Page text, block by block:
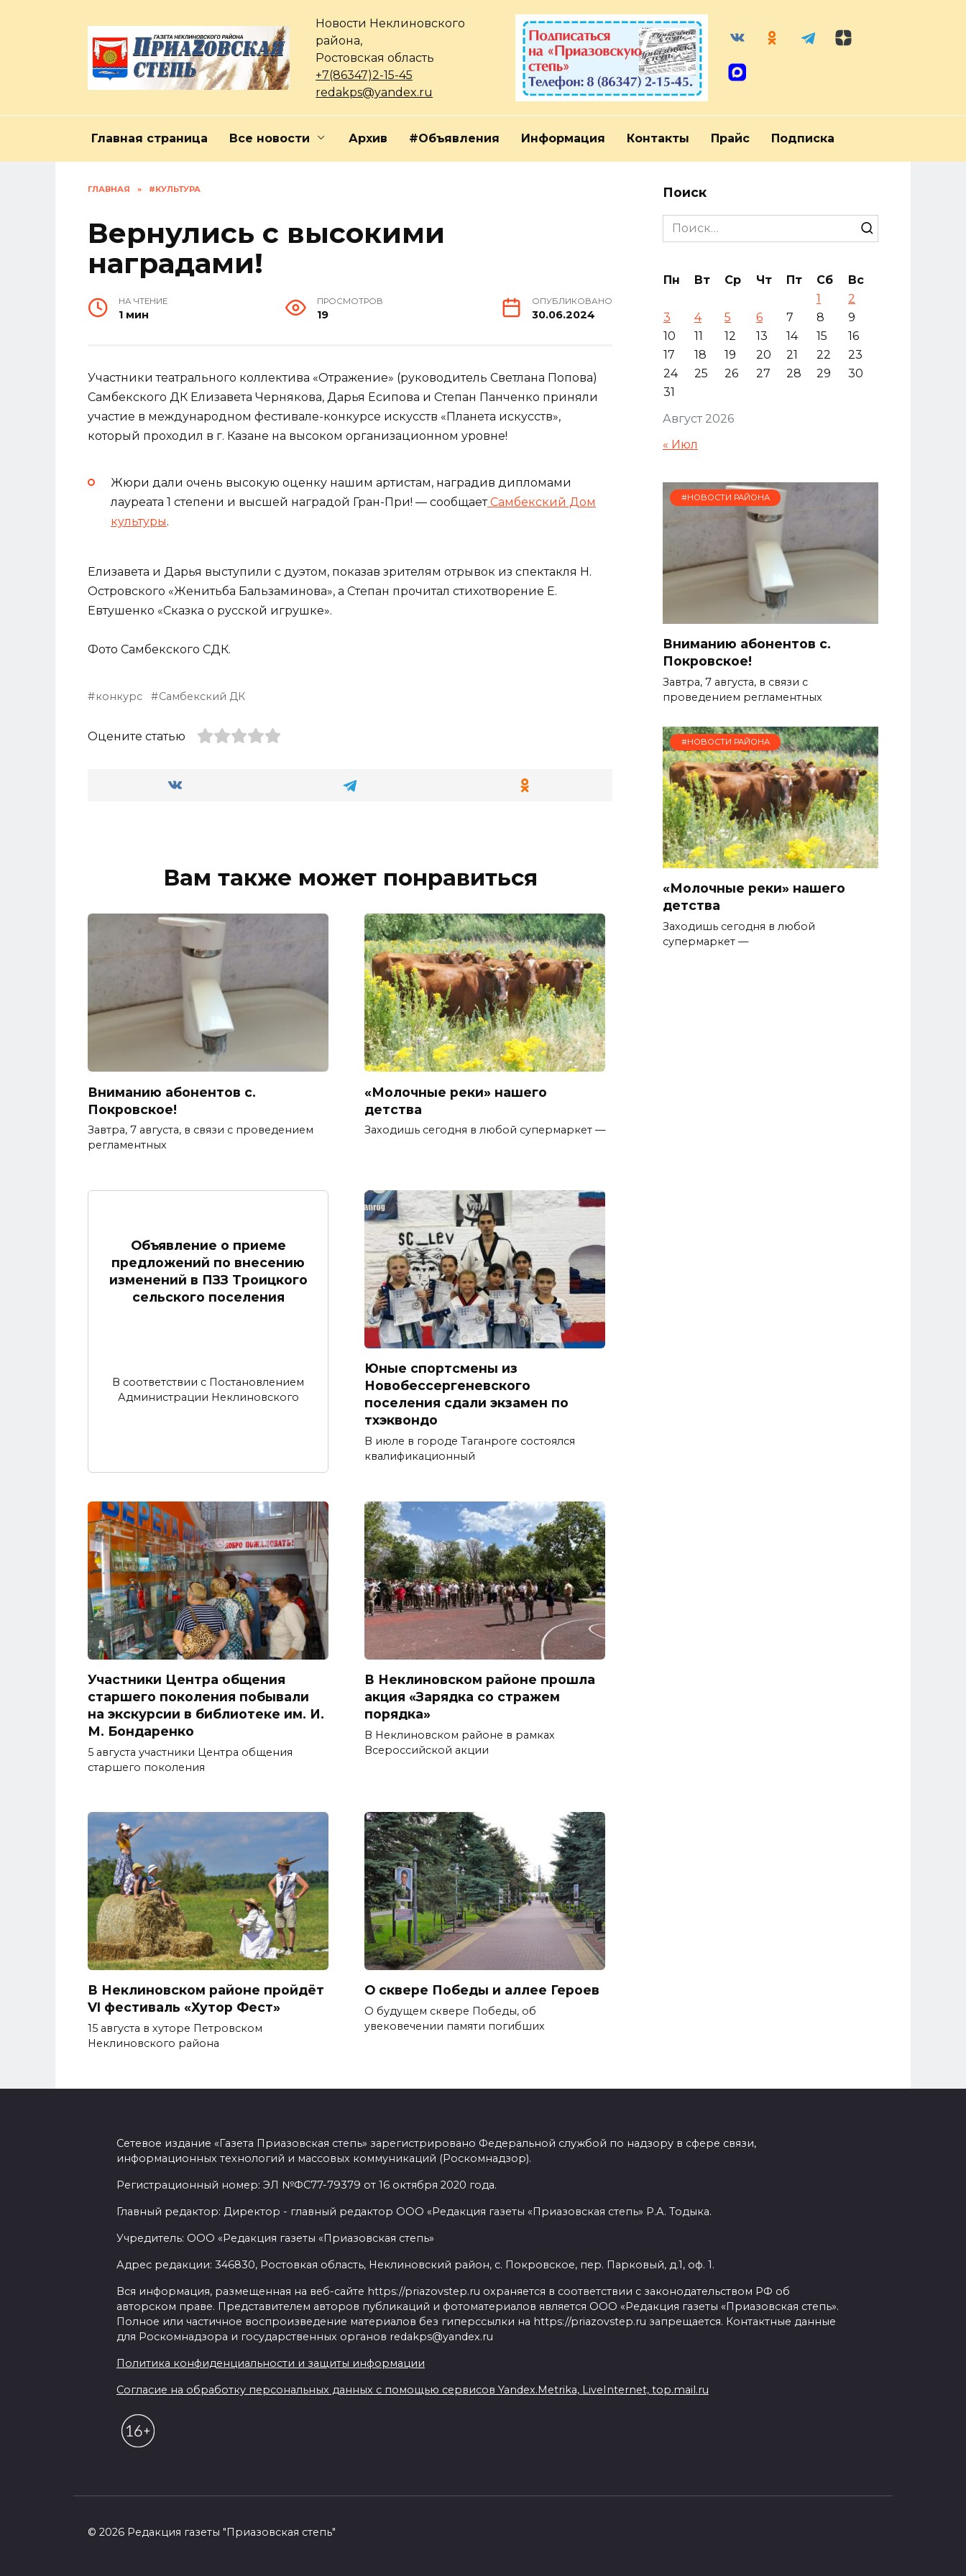
Новости Неклиновского
района,
Ростовская область
+7(86347)2-15-45
redakps@yandex.ru
Главная страница Все новости Архив #Объявления Информация Контакты Прайс Подписка
ГЛАВНАЯ » #КУЛЬТУРА
Вернулись с высокими
наградами!
НА ЧТЕНИЕ
1 мин
ПРОСМОТРОВ
19
ОПУБЛИКОВАНО
30.06.2024
Участники театрального коллектива «Отражение» (руководитель Светлана Попова)
Самбекского ДК Елизавета Чернякова, Дарья Есипова и Степан Панченко приняли
участие в международном фестивале-конкурсе искусств «Планета искусств»,
который проходил в г. Казане на высоком организационном уровне!
Жюри дали очень высокую оценку нашим артистам, наградив дипломами
лауреата 1 степени и высшей наградой Гран-При! — сообщаетСамбекский Дом
культуры.
Елизавета и Дарья выступили с дуэтом, показав зрителям отрывок из спектакля Н.
Островского «Женитьба Бальзаминова», а Степан прочитал стихотворение Е.
Евтушенко «Сказка о русской игрушке».
Фото Самбекского СДК.
конкурс Самбекский ДК
Оцените статью
Вам также может понравиться
Вниманию абонентов с.
Покровское!
Завтра, 7 августа, в связи с проведением
регламентных
«Молочные реки» нашего
детства
Заходишь сегодня в любой супермаркет —
Объявление о приеме
предложений по внесению
изменений в ПЗЗ Троицкого
сельского поселения
В соответствии с Постановлением
Администрации Неклиновского
Юные спортсмены из
Новобессергеневского
поселения сдали экзамен по
тхэквондо
В июле в городе Таганроге состоялся
квалификационный
Участники Центра общения
старшего поколения побывали
на экскурсии в библиотеке им. И.
М. Бондаренко
5 августа участники Центра общения
старшего поколения
В Неклиновском районе прошла
акция «Зарядка со стражем
порядка»
В Неклиновском районе в рамках
Всероссийской акции
В Неклиновском районе пройдёт
VI фестиваль «Хутор Фест»
15 августа в хуторе Петровском
Неклиновского района
О сквере Победы и аллее Героев
О будущем сквере Победы, об
увековечении памяти погибших
Поиск
Search
for:
Август 2026
Пн Вт Ср Чт Пт Сб
Вс
1
2
3
4 5 6 7 8
9
10
11 12 13 14 15
16
17
18 19 20 21 22
23
24
25 26 27 28 29
30
31
« Июл
#НОВОСТИ РАЙОНА
Вниманию абонентов с.
Покровское!
Завтра, 7 августа, в связи с
проведением регламентных
#НОВОСТИ РАЙОНА
«Молочные реки» нашего
детства
Заходишь сегодня в любой
супермаркет —
Сетевое издание «Газета Приазовская степь» зарегистрировано Федеральной службой по надзору в сфере связи,
информационных технологий и массовых коммуникаций (Роскомнадзор).
Регистрационный номер: ЭЛ №ФС77-79379 от 16 октября 2020 года.
Главный редактор: Директор - главный редактор ООО «Редакция газеты «Приазовская степь» Р.А. Тодыка.
Учредитель: ООО «Редакция газеты «Приазовская степь»
Адрес редакции: 346830, Ростовкая область, Неклиновский район, с. Покровское, пер. Парковый, д.1, оф. 1.
Вся информация, размещенная на веб-сайте https://priazovstep.ru охраняется в соответствии с законодательством РФ об
авторском праве. Представителем авторов публикаций и фотоматериалов является ООО «Редакция газеты «Приазовская степь».
Полное или частичное воспроизведение материалов без гиперссылки на https://priazovstep.ru запрещается. Контактные данные
для Роскомнадзора и государственных органов redakps@yandex.ru
Политика конфиденциальности и защиты информации
Согласие на обработку персональных данных с помощью сервисов Yandex.Metrika, LiveInternet, top.mail.ru
© 2026 Редакция газеты "Приазовская степь"